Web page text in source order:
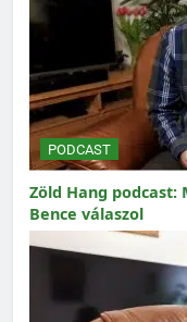
PODCAST
Zöld Hang
Bence válaszol